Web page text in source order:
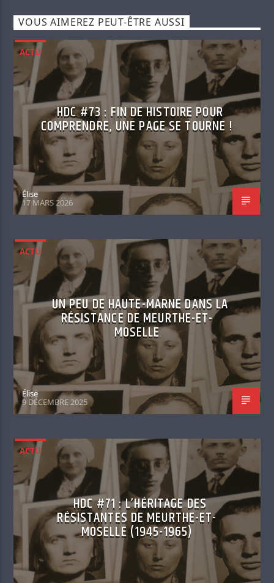
VOUS AIMEREZ PEUT-ÊTRE AUSSI
ACTU
HDC #73 : FIN DE HISTOIRE POUR
COMPRENDRE, UNE PAGE SE TOURNE !
Élise
17 MARS 2026
ACTU
UN PEU DE HAUTE-MARNE DANS LA
RÉSISTANCE DE MEURTHE-ET-
MOSELLE
Élise
9 DÉCEMBRE 2025
ACTU
HDC #71 : L’HÉRITAGE DES
RÉSISTANTES DE MEURTHE-ET-
MOSELLE (1945-1965)